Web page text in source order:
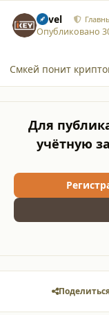
Pavel
Опубликовано
Смкей понит
Для
учётную